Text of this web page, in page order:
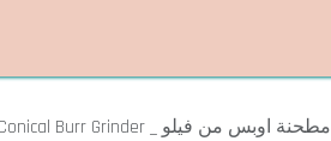
مطحنة اوبس من فيلو _ FELLOW Opus Conical Burr Grinder